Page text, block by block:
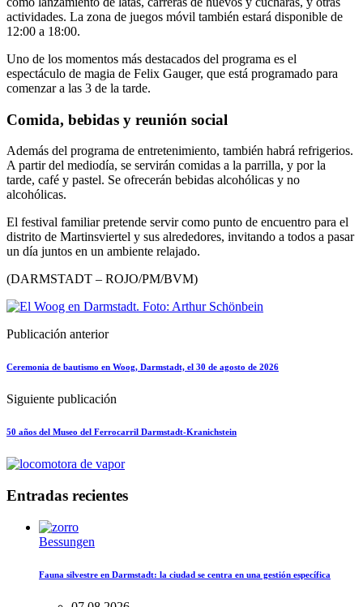
actividades. La zona de juegos móvil también estará disponible de
12:00 a 18:00.
Uno de los momentos más destacados del programa es el
espectáculo de magia de Felix Gauger, que está programado para
comenzar a las 3 de la tarde.
Comida, bebidas y reunión social
Además del programa de entretenimiento, también habrá refrigerios.
A partir del mediodía, se servirán comidas a la parrilla, y por la
tarde, café y pastel. Se ofrecerán bebidas alcohólicas y no
alcohólicas.
El festival familiar pretende servir como punto de encuentro para el
distrito de Martinsviertel y sus alrededores, invitando a todos a pasar
un día juntos en un ambiente relajado.
(DARMSTADT – ROJO/PM/BVM)
Publicación anterior
Ceremonia de bautismo en Woog, Darmstadt, el 30 de agosto de 2026
Siguiente publicación
50 años del Museo del Ferrocarril Darmstadt-Kranichstein
Entradas recientes
Bessungen
Fauna silvestre en Darmstadt: la ciudad se centra en una gestión específica